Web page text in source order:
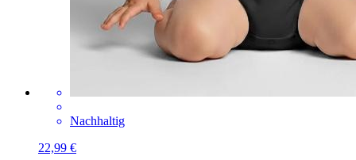
Nachhaltig
22,99 €